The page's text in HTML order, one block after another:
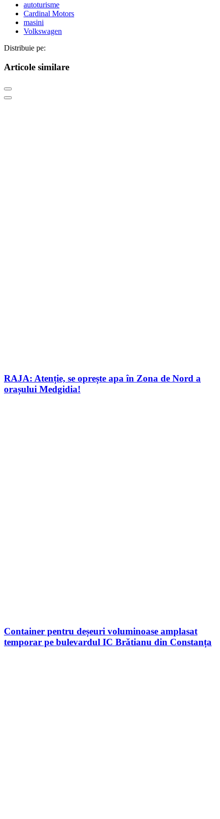
autoturisme
Cardinal Motors
masini
Volkswagen
Distribuie pe:
Articole similare
RAJA: Atenție, se oprește apa în Zona de Nord a
orașului Medgidia!
Container pentru deșeuri voluminoase amplasat
temporar pe bulevardul IC Brătianu din Constanța